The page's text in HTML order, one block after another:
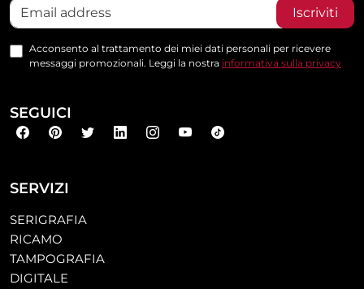
SERVIZI
SERIGRAFIA
RICAMO
TAMPOGRAFIA
DIGITALE
Iscriviti
Acconsento al trattamento dei miei dati personali per ricevere
messaggi promozionali. Leggi la nostra informativa sulla privacy
SEGUICI